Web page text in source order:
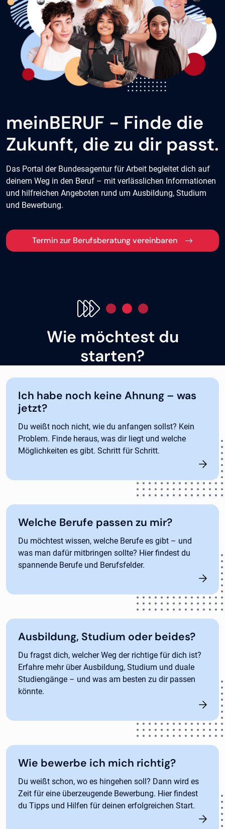
meinBERUF - Finde die
Zukunft, die zu dir passt.
Das Portal der Bundesagentur für Arbeit begleitet dich auf
deinem Weg in den Beruf – mit verlässlichen Informationen
und hilfreichen Angeboten rund um Ausbildung, Studium
und Bewerbung.
Termin zur Berufsberatung vereinbaren
Wie möchtest du
starten?
Ich habe noch keine Ahnung – was
jetzt?
Du weißt noch nicht, wie du anfangen sollst? Kein
Problem. Finde heraus, was dir liegt und welche
Möglichkeiten es gibt. Schritt für Schritt.
Welche Berufe passen zu mir?
Du möchtest wissen, welche Berufe es gibt – und
was man dafür mitbringen sollte? Hier findest du
spannende Berufe und Berufsfelder.
Ausbildung, Studium oder beides?
Du fragst dich, welcher Weg der richtige für dich ist?
Erfahre mehr über Ausbildung, Studium und duale
Studiengänge – und was am besten zu dir passen
könnte.
Wie bewerbe ich mich richtig?
Du weißt schon, wo es hingehen soll? Dann wird es
Zeit für eine überzeugende Bewerbung. Hier findest
du Tipps und Hilfen für deinen erfolgreichen Start.